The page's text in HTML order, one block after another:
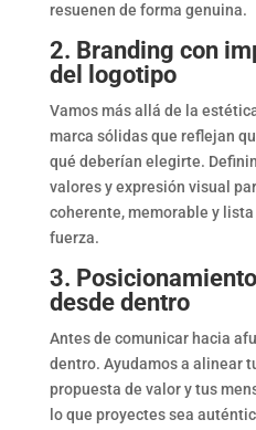
resuenen de forma genuina.
2. Branding con
del logotipo
Vamos más allá de la
marca sólidas que reflejan
qué deberían elegirte.
valores y expresión visual
coherente, memorable y
fuerza.
3.
desde dentro
Antes de comunicar hacia
dentro. Ayudamos a alinear
propuesta de valor y tus
lo que proyectes sea